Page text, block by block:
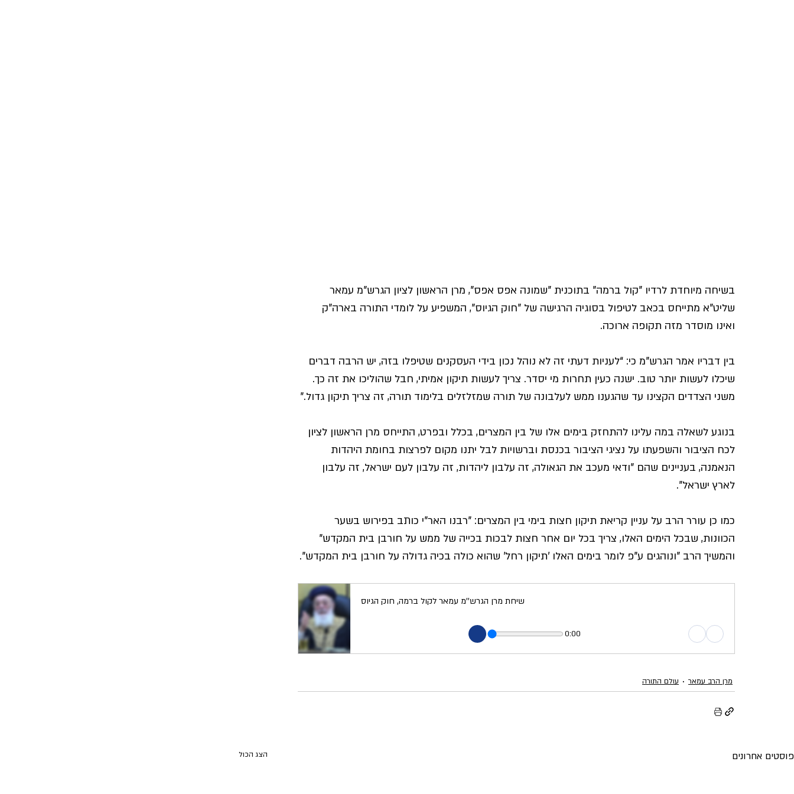
בשיחה מיוחדת לרדיו "קול ברמה" בתוכנית "שמונה אפס אפס", מרן הראשון לציון הגרש"מ עמאר
שליט"א מתייחס בכאב לטיפול בסוגיה הרגישה של "חוק הגיוס", המשפיע על לומדי התורה בארה"ק
ואינו מוסדר מזה תקופה ארוכה.
בין דבריו אמר הגרש"מ כי: “לעניות דעתי זה לא נוהל נכון בידי העסקנים שטיפלו בזה, יש הרבה דברים
שיכלו לעשות יותר טוב. ישנה כעין תחרות מי יסדר. צריך לעשות תיקון אמיתי, חבל שהוליכו את זה כך.
משני הצדדים הקצינו עד שהגענו ממש לעלבונה של תורה שמזלזלים בלימוד תורה, זה צריך תיקון גדול.”
בנוגע לשאלה במה עלינו להתחזק בימים אלו של בין המצרים, בכלל ובפרט, התייחס מרן הראשון לציון
לכח הציבור והשפעתו על נציגי הציבור בכנסת וברשויות לבל יתנו מקום לפרצות בחומת היהדות
הנאמנה, בעניינים שהם "ודאי מעכב את הגאולה, זה עלבון ליהדות, זה עלבון לעם ישראל, זה עלבון
לארץ ישראל".
כמו כן עורר הרב על עניין קריאת תיקון חצות בימי בין המצרים: "רבנו האר"י כותב בפירוש בשער
הכוונות, שבכל הימים האלו, צריך בכל יום אחר חצות לבכות בכייה של ממש על חורבן בית המקדש"
והמשיך הרב "ונוהגים ע"פ לומר בימים האלו 'תיקון רחל' שהוא כולה בכיה גדולה על חורבן בית המקדש".
שיחת מרן הגרש''מ עמאר לקול ברמה, חוק הגיוס
0:00
מרן הרב עמאר עולם התורה
פוסטים אחרונים הצג הכול